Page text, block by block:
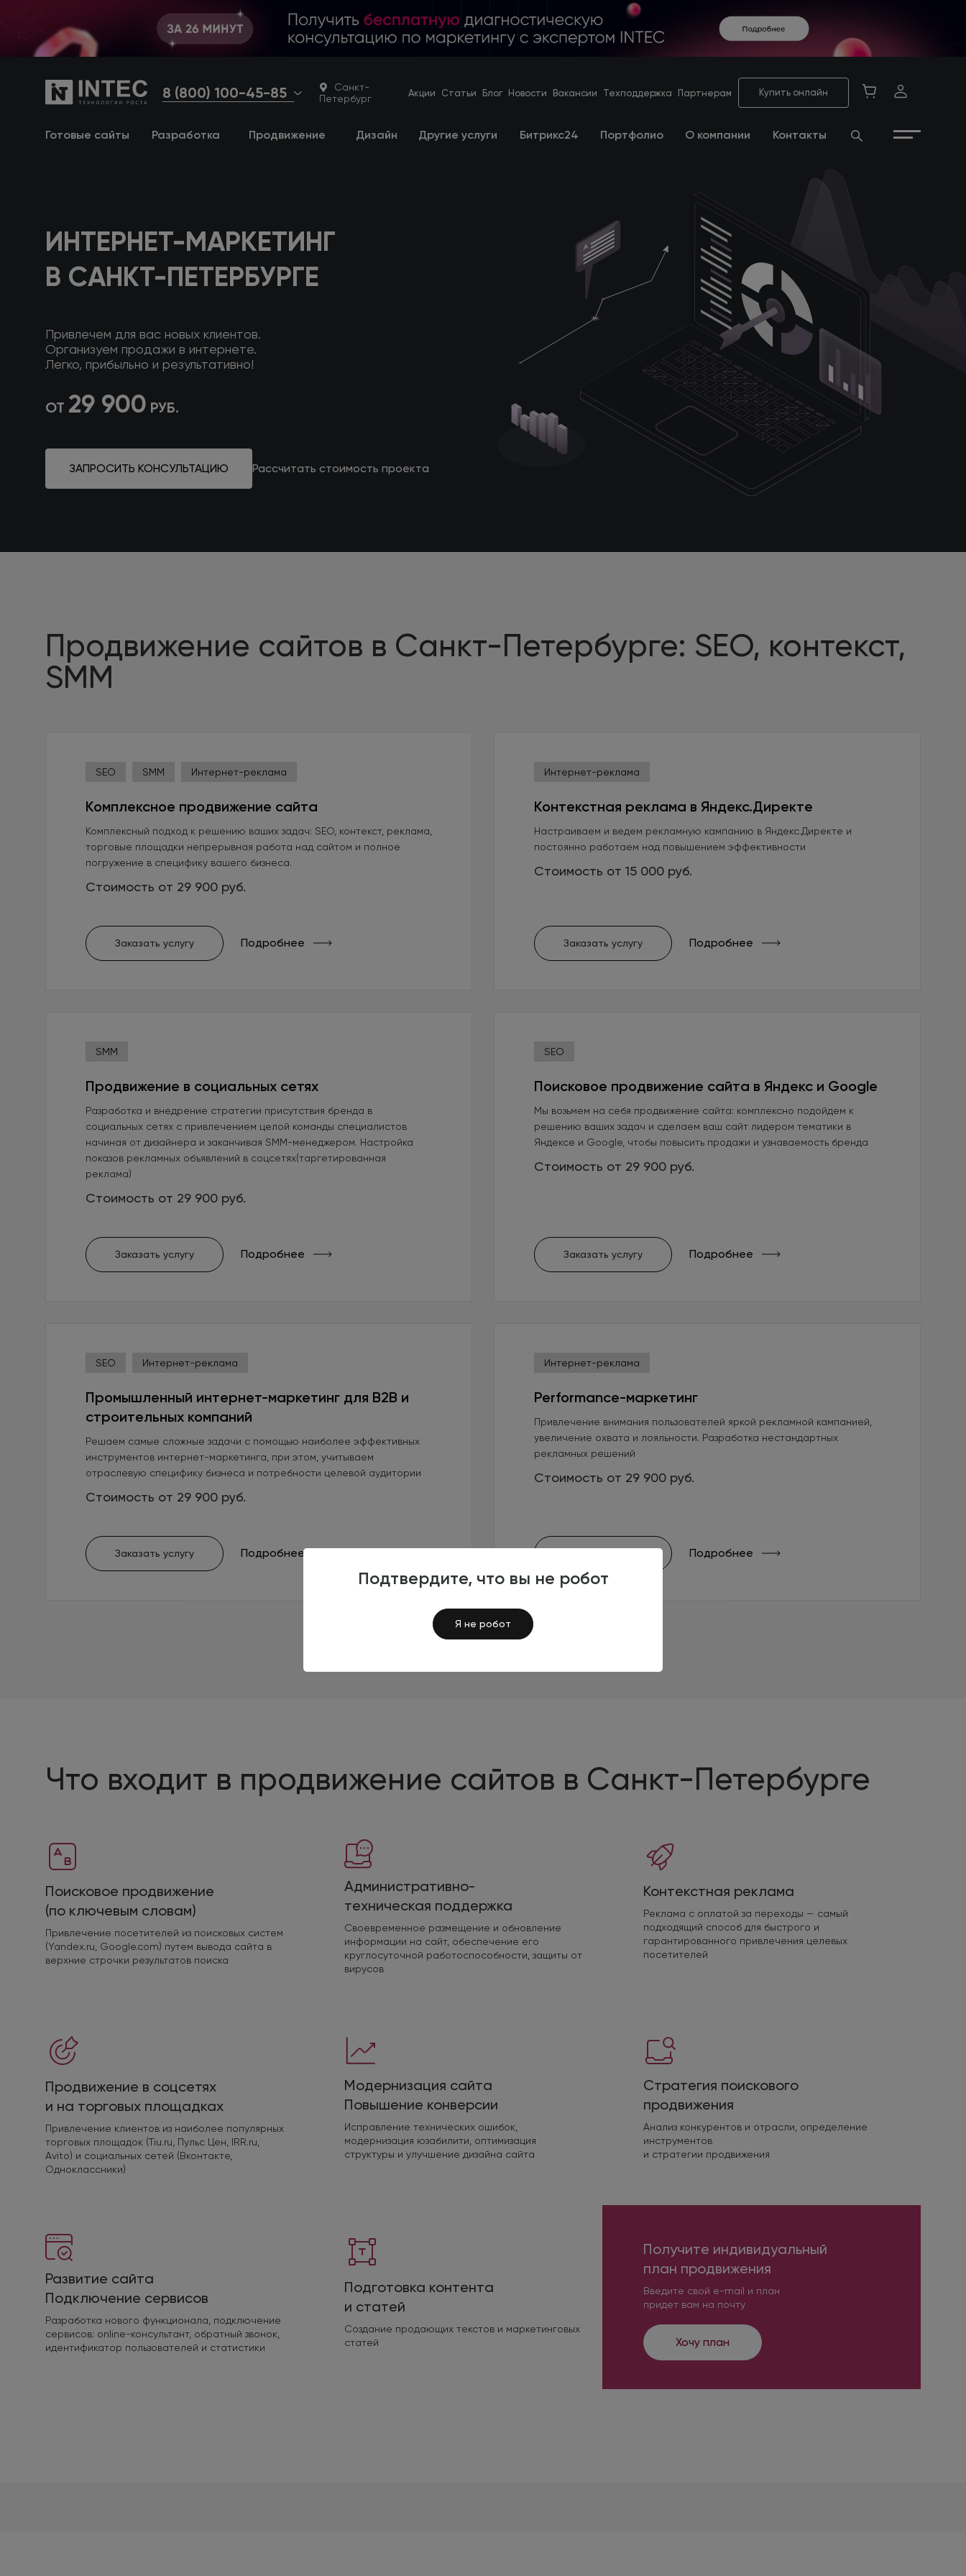
Подтвердите, что вы не робот
Я не робот
8 (800) 100-45-85
Санкт-
Петербург
Акции Статьи Блог Новости Вакансии Техподдержка Партнерам Купить онлайн
Готовые сайты Разработка Продвижение Дизайн Другие услуги Битрикс24 Портфолио О компании Контакты
ИНТЕРНЕТ-МАРКЕТИНГ
В САНКТ-ПЕТЕРБУРГЕ
Привлечем для вас новых клиентов.
Организуем продажи в интернете.
Легко, прибыльно и результативно!
ОТ 29 900 РУБ.
ЗАПРОСИТЬ КОНСУЛЬТАЦИЮ Рассчитать стоимость проекта
Продвижение сайтов в Санкт-Петербурге: SEO, контекст,
SMM
SEO SMM Интернет-реклама
Комплексное продвижение сайта
Комплексный подход к решению ваших задач: SEO, контекст, реклама,
торговые площадки непрерывная работа над сайтом и полное
погружение в специфику вашего бизнеса.
Стоимость от 29 900 руб.
Заказать услугу Подробнее
Интернет-реклама
Контекстная реклама в Яндекс.Директе
Настраиваем и ведем рекламную кампанию в Яндекс.Директе и
постоянно работаем над повышением эффективности
Стоимость от 15 000 руб.
Заказать услугу Подробнее
SMM
Продвижение в социальных сетях
Разработка и внедрение стратегии присутствия бренда в
социальных сетях с привлечением целой команды специалистов
начиная от дизайнера и заканчивая SMM-менеджером. Настройка
показов рекламных объявлений в соцсетях(таргетированная
реклама)
Стоимость от 29 900 руб.
Заказать услугу Подробнее
SEO
Поисковое продвижение сайта в Яндекс и Google
Мы возьмем на себя продвижение сайта: комплексно подойдем к
решению ваших задач и сделаем ваш сайт лидером тематики в
Яндексе и Google, чтобы повысить продажи и узнаваемость бренда
Стоимость от 29 900 руб.
Заказать услугу Подробнее
SEO Интернет-реклама
Промышленный интернет-маркетинг для B2B и
строительных компаний
Решаем самые сложные задачи с помощью наиболее эффективных
инструментов интернет-маркетинга, при этом, учитываем
отраслевую специфику бизнеса и потребности целевой аудитории
Стоимость от 29 900 руб.
Заказать услугу Подробнее
Интернет-реклама
Performance-маркетинг
Привлечение внимания пользователей яркой рекламной кампанией,
увеличение охвата и лояльности. Разработка нестандартных
рекламных решений
Стоимость от 29 900 руб.
Подробнее
Что входит в продвижение сайтов в Санкт-Петербурге
Поисковое продвижение
(по ключевым словам)
Привлечение посетителей из поисковых систем
(Yandex.ru, Google.com) путем вывода сайта в
верхние строчки результатов поиска
Административно-
техническая поддержка
Своевременное размещение и обновление
информации на сайт, обеспечение его
круглосуточной работоспособности, защиты от
вирусов
Контекстная реклама
Реклама с оплатой за переходы — самый
подходящий способ для быстрого и
гарантированного привлечения целевых
посетителей
Продвижение в соцсетях
и на торговых площадках
Привлечение клиентов из наиболее популярных
торговых площадок (Tiu.ru, Пульс Цен, IRR.ru,
Avito) и социальных сетей (Вконтакте,
Одноклассники)
Модернизация сайта
Повышение конверсии
Исправление технических ошибок,
модернизация юзабилити, оптимизация
структуры и улучшение дизайна сайта
Стратегия поискового
продвижения
Анализ конкурентов и отрасли, определение
инструментов
и стратегии продвижения
Развитие сайта
Подключение сервисов
Разработка нового функционала, подключение
сервисов: online-консультант, обратный звонок,
идентификатор пользователей и статистики
Подготовка контента
и статей
Создание продающих текстов и маркетинговых
статей
Получите индивидуальный
план продвижения
Введите свой e-mail и план
придет вам на почту
Хочу план